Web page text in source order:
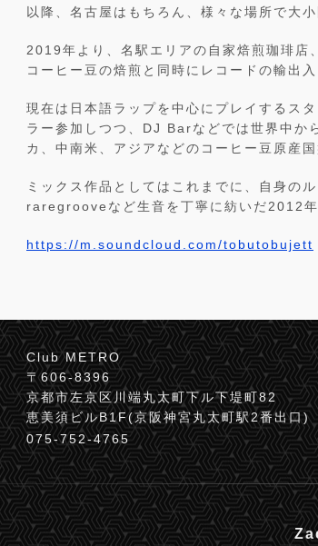
以降、名古屋はもちろん、様々な場所で大
2019年より、名駅エリアの自家焙煎珈琲店
コーヒー豆の焙煎と同時にレコードの輸出入
現在は日本語ラップを中心にプレイするス
ラー参加しつつ、DJ Barなどでは世界中
カ、中南米、アジアなどのコーヒー豆原産
ミックス作品としてはこれまでに、自身の
raregrooveなど生音を丁寧に紡いだ2012年
https://m.soundcloud.com/tobutobujett
Club METRO
〒606-8396
京都市左京区川端丸太町下ル下堤町82
恵美須ビルB1F(京阪神宮丸太町駅2番出口)
075-752-4765